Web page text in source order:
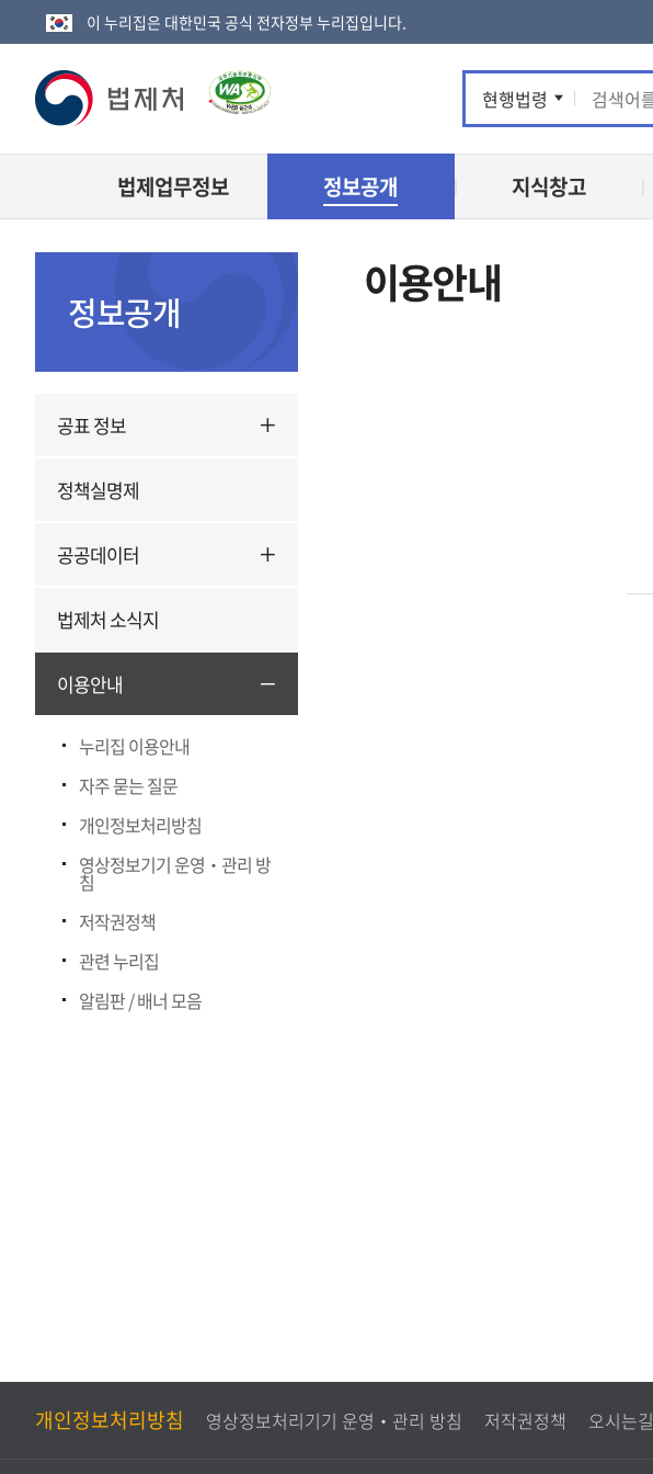
이 누리집은 대한민국 공식 전자정부 누리집입니다.
법
제
로
통
합
검
현행법령
법제업무정보 정보공개 지식창고
정보공개
공표 정보
정책실명제
공공데이터
법제처 소식지
이용안내
누리집 이용안내
자주 묻는 질문
개인정보처리방침
영상정보기기 운영‧관리 방
침
저작권정책
관련 누리집
알림판 / 배너 모음
이용안내
개인정보처리방침 영상정보처리기기 운영‧관리 방침 저작권정책 오시는길